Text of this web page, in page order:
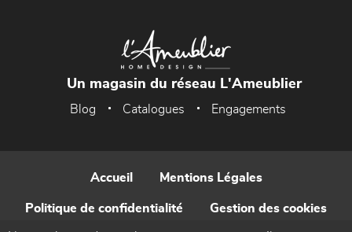
Un magasin du réseau L'Ameublier
Blog Catalogues Engagements
Accueil Mentions Légales
Politique de confidentialité Gestion des cookies